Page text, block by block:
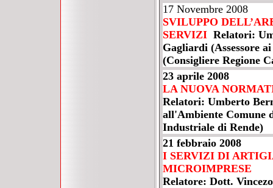
17 Novembre 2008
SVILUPPO
SERVIZI Relatori:
Gagliardi (Assessore
(Consigliere Regione
23 aprile 2008
LA NUOVA
Relatori: Umberto
all'Ambiente Comune
Industriale di Rende)
21 febbraio 2008
I SERVIZI DI
MICROIMPRESE
Relatore: Dott.